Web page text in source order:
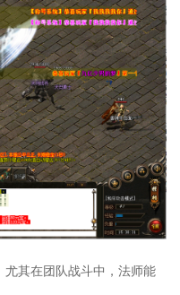
其在团队战斗中，法师能